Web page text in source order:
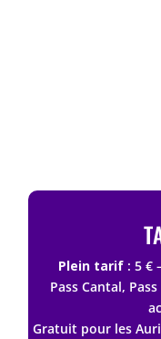
Plein tarif: 5 €
Pass Cantal,
Gratuit pour les